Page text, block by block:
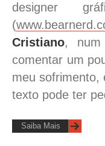
designer
(
Cristiano, num
comentar um
meu sofrimento,
texto pode ter
Saiba Mais